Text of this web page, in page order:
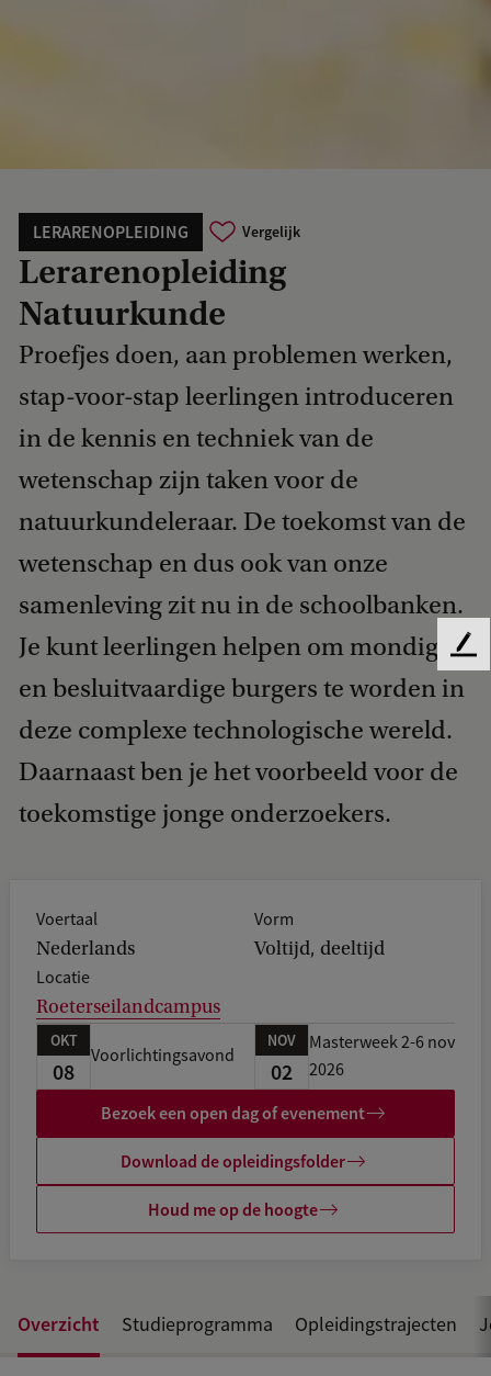
LERARENOPLEIDING Vergelijk
Lerarenopleiding
Natuurkunde
Proefjes doen, aan problemen werken,
stap-voor-stap leerlingen introduceren
in de kennis en techniek van de
wetenschap zijn taken voor de
natuurkundeleraar. De toekomst van de
wetenschap en dus ook van onze
samenleving zit nu in de schoolbanken.
Je kunt leerlingen helpen om mondige
en besluitvaardige burgers te worden in
deze complexe technologische wereld.
Daarnaast ben je het voorbeeld voor de
toekomstige jonge onderzoekers.
Voertaal
Nederlands
Vorm
Voltijd, deeltijd
Locatie
Roeterseilandcampus
OKT
08
Voorlichtingsavond
NOV
02
Masterweek 2-6 nov
2026
Bezoek een open dag of evenement
Download de opleidingsfolder
Houd me op de hoogte
Overzicht Studieprogramma Opleidingstrajecten
F
e